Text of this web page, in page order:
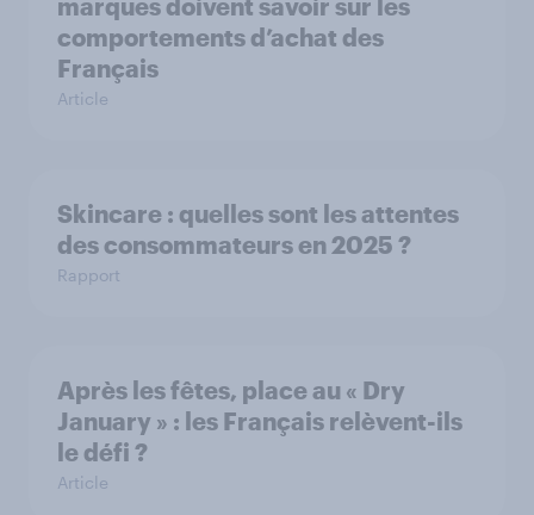
comportements d’achat des
Français
Article
Skincare : quelles sont les attentes
des consommateurs en 2025 ?
Rapport
Après les fêtes, place au « Dry
January » : les Français relèvent-ils
le défi ?
Article